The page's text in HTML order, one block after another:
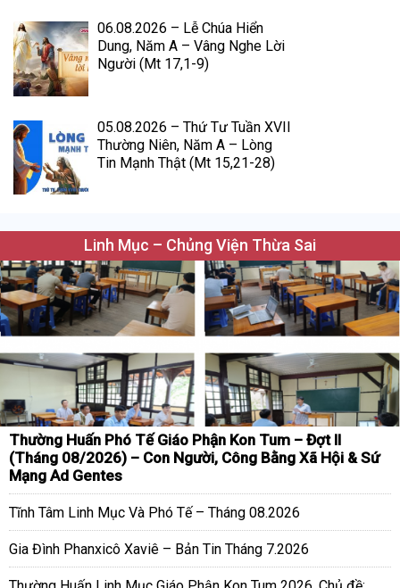
06.08.2026 – Lễ Chúa Hiển
Dung, Năm A – Vâng Nghe Lời
Người (Mt 17,1-9)
05.08.2026 – Thứ Tư Tuần XVII
Thường Niên, Năm A – Lòng
Tin Mạnh Thật (Mt 15,21-28)
Linh Mục – Chủng Viện Thừa Sai
Thường Huấn Phó Tế Giáo Phận Kon Tum – Đợt II
(Tháng 08/2026) – Con Người, Công Bằng Xã Hội & Sứ
Mạng Ad Gentes
Tĩnh Tâm Linh Mục Và Phó Tế – Tháng 08.2026
Gia Đình Phanxicô Xaviê – Bản Tin Tháng 7.2026